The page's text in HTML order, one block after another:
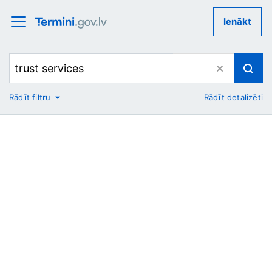
Ienākt
No
Rādīt filtru Rādīt detalizēti